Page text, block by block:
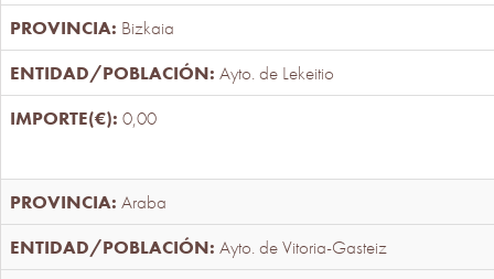
Bizkaia
Ayto. de Lekeitio
0,00
Araba
Ayto. de Vitoria-Gasteiz